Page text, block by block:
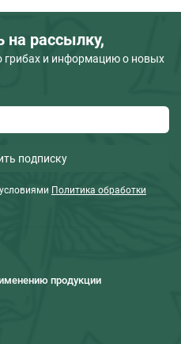
на рассылку,
грибах и информацию о новых
подписку
Политика обработки
продукции